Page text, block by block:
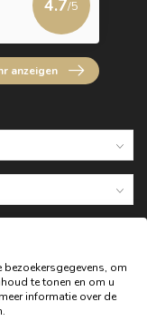
4.7/5
anzeigen
om
te tonen en om u
informatie over de